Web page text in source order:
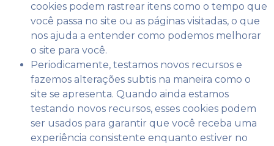
cookies podem rastrear itens como o tempo que
você passa no site ou as páginas visitadas, o que
nos ajuda a entender como podemos melhorar
o site para você.
Periodicamente, testamos novos recursos e
fazemos alterações subtis na maneira como o
site se apresenta. Quando ainda estamos
testando novos recursos, esses cookies podem
ser usados ​​para garantir que você receba uma
experiência consistente enquanto estiver no